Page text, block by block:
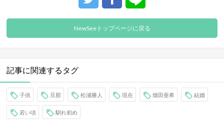
NewSeeトップページに戻る
記事に関連するタグ
子供 旦那 松浦勝人 現在 畑田亜希 結婚
若い頃 馴れ初め